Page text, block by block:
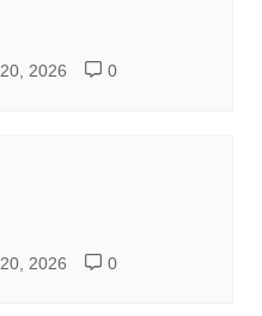
2026 0
2026 0